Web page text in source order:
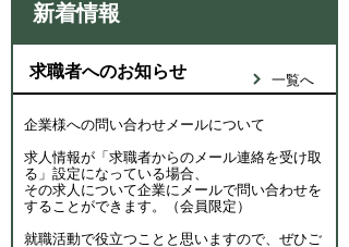
新着情報
求職者へのお知らせ 一覧へ
企業様への問い合わせメールについて
求人情報が「求職者からのメール連絡を受け取
る」設定になっている場合、
その求人について企業にメールで問い合わせを
することができます。（会員限定）
就職活動で役立つことと思いますので、ぜひご